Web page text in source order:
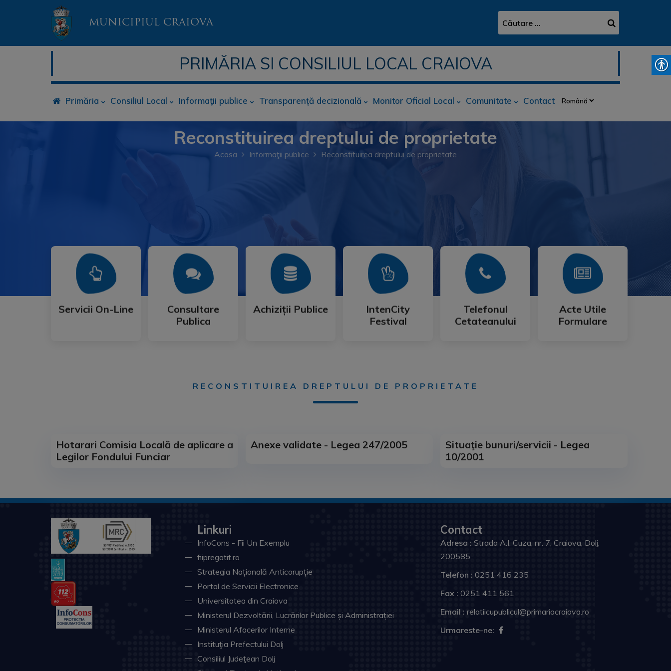
MUNICIPIUL CRAIOVA
PRIMĂRIA SI CONSILIUL LOCAL CRAIOVA
Primăria Consiliul Local Informaţii publice Transparență decizională Monitor Oficial Local Comunitate Contact
Reconstituirea dreptului de proprietate
Acasa Informaţii publice Reconstituirea dreptului de proprietate
Servicii On-Line
Servicii On-Line
Mai Mult
Consultare
Publica
Consultare
Publica
Mai Mult
Achiziții Publice
Achiziții Publice
Mai Mult
IntenCity
Festival
IntenCity
Festival
Mai Mult
Telefonul
Cetateanului
Telefonul
Cetateanului
Mai Mult
Acte Utile
Formulare
Acte Utile
Formulare
Mai Mult
RECONSTITUIREA DREPTULUI DE PROPRIETATE
Hotarari Comisia Locală de aplicare a
Legilor Fondului Funciar
Anexe validate - Legea 247/2005
Situaţie bunuri/servicii - Legea
10/2001
Linkuri
InfoCons - Fii Un Exemplu
fiipregatit.ro
Strategia Națională Anticorupție
Portal de Servicii Electronice
Universitatea din Craiova
Ministerul Dezvoltării, Lucrărilor Publice și Administrației
Ministerul Afacerilor Interne
Instituţia Prefectului Dolj
Consiliul Judeţean Dolj
Contact
Adresa : Strada A.I. Cuza, nr. 7, Craiova, Dolj,
200585
Telefon : 0251 416 235
Fax : 0251 411 561
Email : relatiicupublicul@primariacraiova.ro
Urmareste-ne: